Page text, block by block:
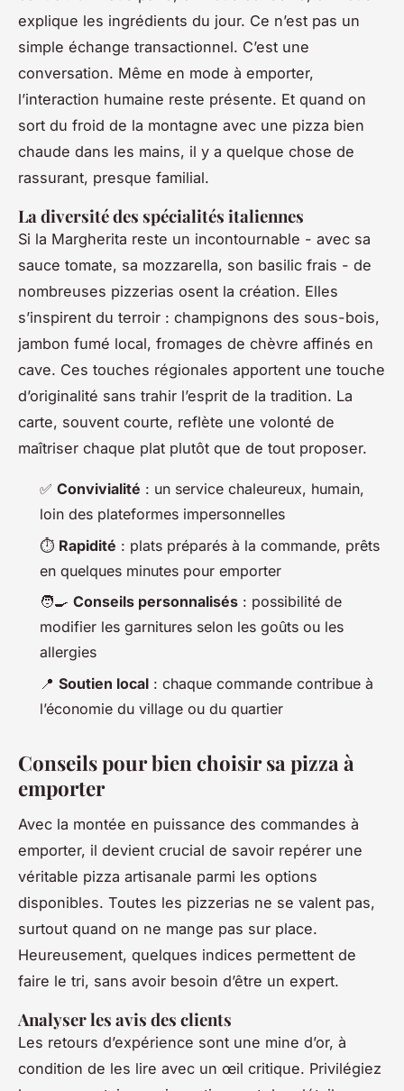
explique les ingrédients du jour. Ce n’est pas un
simple échange transactionnel. C’est une
conversation. Même en mode à emporter,
l’interaction humaine reste présente. Et quand on
sort du froid de la montagne avec une pizza bien
chaude dans les mains, il y a quelque chose de
rassurant, presque familial.
La diversité des spécialités italiennes
Si la Margherita reste un incontournable - avec sa
sauce tomate, sa mozzarella, son basilic frais - de
nombreuses pizzerias osent la création. Elles
s’inspirent du terroir : champignons des sous-bois,
jambon fumé local, fromages de chèvre affinés en
cave. Ces touches régionales apportent une touche
d’originalité sans trahir l’esprit de la tradition. La
carte, souvent courte, reflète une volonté de
maîtriser chaque plat plutôt que de tout proposer.
✅ Convivialité : un service chaleureux, humain,
loin des plateformes impersonnelles
⏱️ Rapidité : plats préparés à la commande, prêts
en quelques minutes pour emporter
🧑‍🍳 Conseils personnalisés : possibilité de
modifier les garnitures selon les goûts ou les
allergies
📍 Soutien local : chaque commande contribue à
l’économie du village ou du quartier
Conseils pour bien choisir sa pizza à
emporter
Avec la montée en puissance des commandes à
emporter, il devient crucial de savoir repérer une
véritable pizza artisanale parmi les options
disponibles. Toutes les pizzerias ne se valent pas,
surtout quand on ne mange pas sur place.
Heureusement, quelques indices permettent de
faire le tri, sans avoir besoin d’être un expert.
Analyser les avis des clients
Les retours d’expérience sont une mine d’or, à
condition de les lire avec un œil critique. Privilégiez